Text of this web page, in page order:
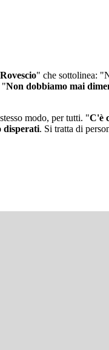
" che sottolinea:
"Non dobbiamo mai
modo, per tutti. "C'è
disperati. Si tratta di